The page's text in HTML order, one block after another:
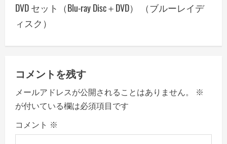
a
v
i
g
a
t
DVD セット（Blu-ray Disc＋DVD） （ブルーレイデ
ィスク）
コメントを残す
メールアドレスが公開されることはありません。
※
が付いている欄は必須項目です
コメント ※